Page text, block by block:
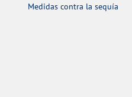
Medidas contra la sequía